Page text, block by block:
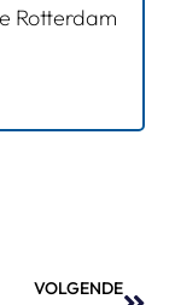
Rotterdam
VOLGENDE